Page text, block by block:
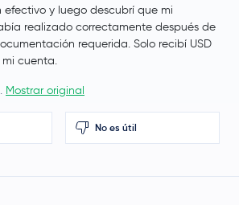
efectivo y luego descubrí que mi
realizado correctamente después de
requerida. Solo recibí USD
cuenta.
Mostrar original
No es útil